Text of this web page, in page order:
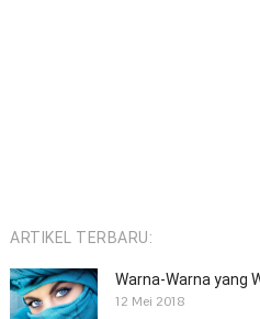
ARTIKEL TERBARU:
Warna-Warna yang
12 Mei 2018